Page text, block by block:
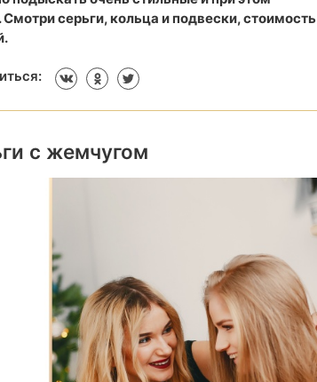
серьги, кольца и подвески, стоимость
с жемчугом